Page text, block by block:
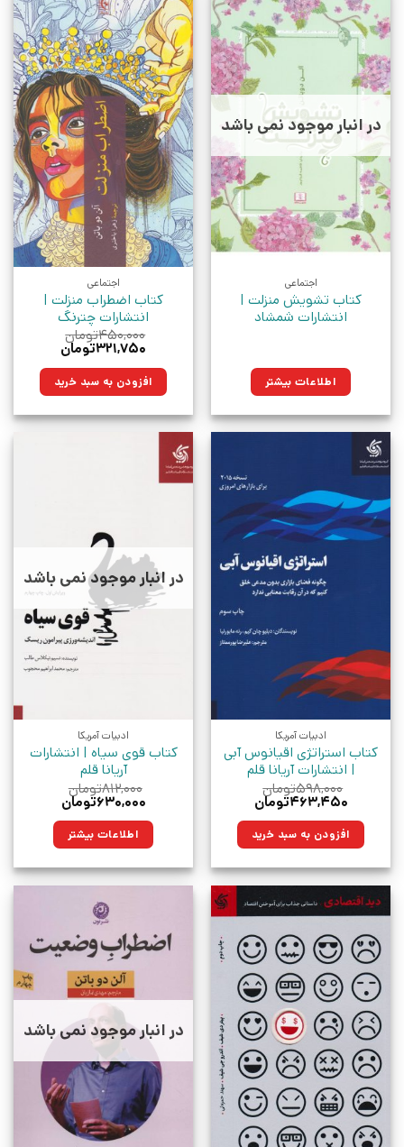
در انبار موجود نمی باشد
اجتماعی
کتاب تشویش منزلت |
انتشارات شمشاد
اطلاعات بیشتر
اجتماعی
کتاب اضطراب منزلت |
انتشارات چترنگ
۴۵۰,۰۰۰تومان
قیمت
۴۵۰,۰۰۰تومان
بود.
۳۲۱,۷۵۰تومان
۳۲۱,۷۵۰تومان.افزودن به سبد خرید
ادبیات آمریکا
کتاب استراتژی اقیانوس آبی
| انتشارات آریانا قلم
۵۹۸,۰۰۰تومان
قیمت
۵۹۸,۰۰۰تومان
بود.
۴۶۳,۴۵۰تومان
۴۶۳,۴۵۰تومان. افزودن به سبد خرید
در انبار موجود نمی باشد
ادبیات آمریکا
کتاب قوی سیاه | انتشارات
آریانا قلم
۸۱۲,۰۰۰تومان
قیمت
۸۱۲,۰۰۰تومان
بود.
۶۳۰,۰۰۰تومان
۶۳۰,۰۰۰تومان. اطلاعات بیشتر
در انبار موجود نمی باشد